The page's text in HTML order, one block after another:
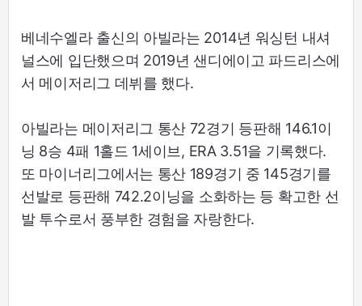
베네수엘라 출신의 아빌라는 2014년 워싱턴 내셔
널스에 입단했으며 2019년 샌디에이고 파드리스에
서 메이저리그 데뷔를 했다.
아빌라는 메이저리그 통산 72경기 등판해 146.1이
닝 8승 4패 1홀드 1세이브, ERA 3.51을 기록했다.
또 마이너리그에서는 통산 189경기 중 145경기를
선발로 등판해 742.2이닝을 소화하는 등 확고한 선
발 투수로서 풍부한 경험을 자랑한다.